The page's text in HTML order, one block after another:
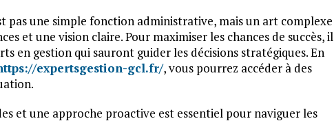
pas une simple fonction administrative, mais un art complexe
et une vision claire. Pour maximiser les chances de succès, il
en gestion qui sauront guider les décisions stratégiques. En
expertsgestion-gcl.fr/, vous pourrez accéder à des
et une approche proactive est essentiel pour naviguer les